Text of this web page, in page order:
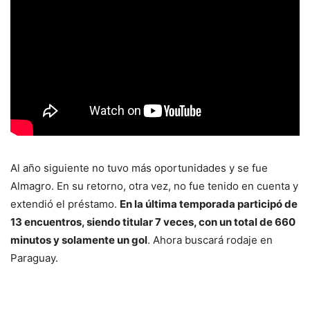
Al año siguiente no tuvo más oportunidades y se fue
Almagro. En su retorno, otra vez, no fue tenido en cuenta y
extendió el préstamo. En la última temporada participó de
13 encuentros, siendo titular 7 veces, con un total de 660
minutos y solamente un gol. Ahora buscará rodaje en
Paraguay.